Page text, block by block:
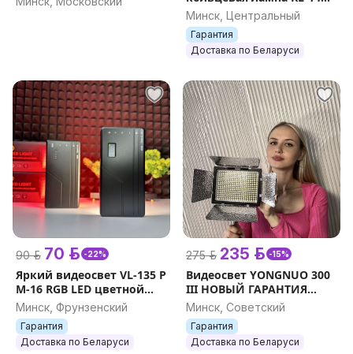
(36см) с сумкой и
пультом, свет для съемок
очень яркая 18-21
Минск, Центральный
Гарантия
Доставка по Беларуси
90 р. 70 р. -22%
Яркий видеосвет VL-135 P
M-16 RGB LED цветной
портативный и
компактный лампа для
фото и видео съемки
Минск, Фрунзенский
Гарантия
Доставка по Беларуси
275 р. 235 р. -15%
Видеосвет YONGNUO 300
III НОВЫЙ ГАРАНТИЯ
ОРИГИНАЛ пульт
ДУ+ручка+2
светофильтра+крепление
на штатив
Минск, Советский
Гарантия
Доставка по Беларуси